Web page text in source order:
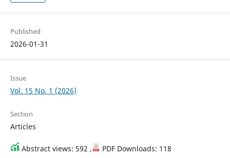
Published
2026-01-31
Issue
Vol. 15 No. 1 (2026)
Section
Articles
Abstract views: 592 , PDF Downloads: 118